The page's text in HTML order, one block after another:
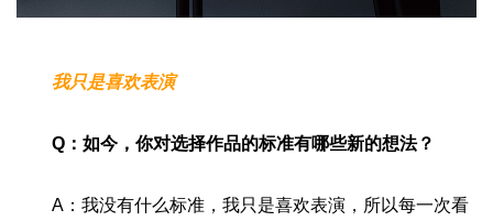
我只是喜欢表演
Q：如今，你对选择作品的标准有哪些新的想法？
A：我没有什么标准，我只是喜欢表演，所以每一次看